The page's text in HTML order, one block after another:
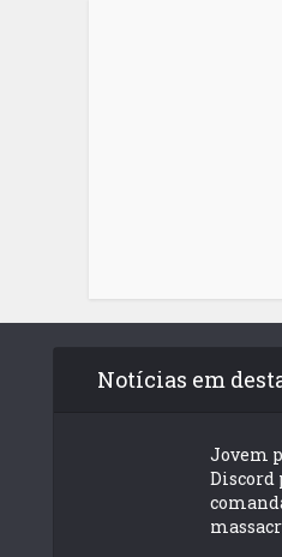
Notícias em
Jovem
Discord